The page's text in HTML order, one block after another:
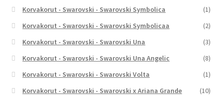
Korvakorut - Swarovski - Swarovski Symbolica
(1)
Korvakorut - Swarovski - Swarovski Symbolicaa
(2)
Korvakorut - Swarovski - Swarovski Una
(3)
Korvakorut - Swarovski - Swarovski Una Angelic
(8)
Korvakorut - Swarovski - Swarovski Volta
(1)
Korvakorut - Swarovski - Swarovski x Ariana Grande
(10)